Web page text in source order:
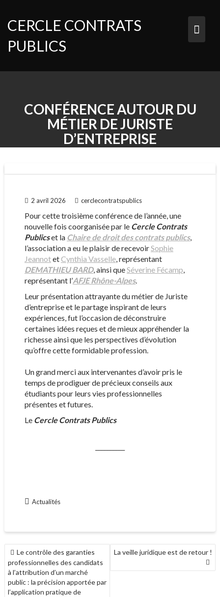
content
CERCLE CONTRATS
PUBLICS
CONFÉRENCE AUTOUR DU
MÉTIER DE JURISTE
D’ENTREPRISE
2 avril 2026 cerclecontratspublics
Pour cette troisième conférence de l’année, une
nouvelle fois coorganisée par le Cercle Contrats
Publicset la Chaire de droit des contrats publics,
l’association a eu le plaisir de recevoirSophie
JeannotetCynthia Vasselle, représentant
DEMATHIEU BARD, ainsi queSéverine Fécamp,
représentant l’AFJE Rhône-Alpes.
Leur présentation attrayante du métier de Juriste
d’entreprise et le partage inspirant de leurs
expériences, fut l’occasion de déconstruire
certaines idées reçues et de mieux appréhender la
richesse ainsi que les perspectives d’évolution
qu’offre cette formidable profession.
Un grand merci aux intervenantes d’avoir pris le
temps de prodiguer de précieux conseils aux
étudiants pour leurs vies professionnelles
présentes et futures.
Le Cercle Contrats Publics
Actualités
NAVIGATION
DE
L’ARTICLE
Le contrôle des garanties
professionnelles des candidats
à l’attribution d’un marché
public : la précision apportée par
l’application pratique de
La veille juridique est de retour !